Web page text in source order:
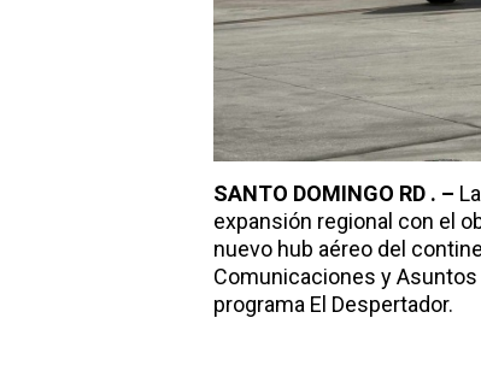
SANTO DOMINGO RD . –
expansión regional con el
nuevo hub aéreo del
Comunicaciones y Asuntos
programa El Despertador.